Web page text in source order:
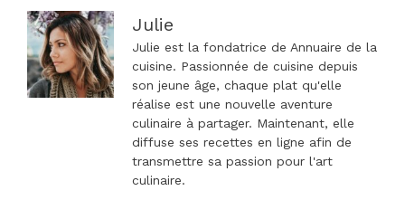
Julie
Julie est la fondatrice de Annuaire de la
cuisine. Passionnée de cuisine depuis
son jeune âge, chaque plat qu'elle
réalise est une nouvelle aventure
culinaire à partager. Maintenant, elle
diffuse ses recettes en ligne afin de
transmettre sa passion pour l'art
culinaire.